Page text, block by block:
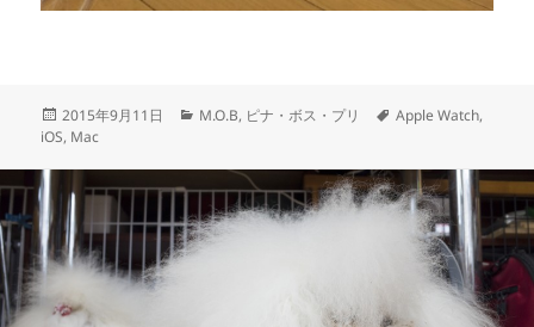
投
稿
2015年9月11日
カ
M.O.B, ピナ・ボス・プリ
タ
Apple Watch,
iOS, Mac